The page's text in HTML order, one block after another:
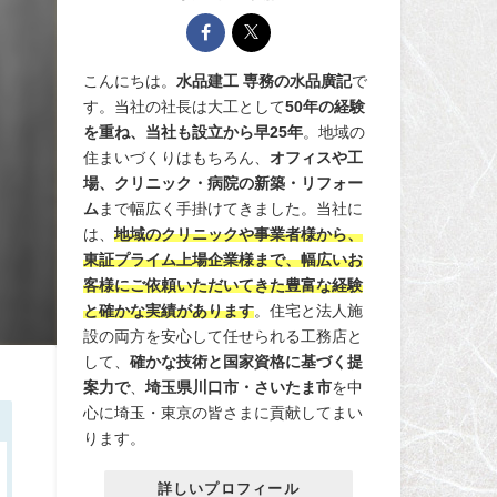
こんにちは。水品建工 専務の水品廣記で
す。当社の社長は大工として50年の経験
を重ね、当社も設立から早25年。地域の
住まいづくりはもちろん、オフィスや工
場、クリニック・病院の新築・リフォー
ム まで幅広く手掛けてきました。当社に
は、地域のクリニックや事業者様から、
東証プライム上場企業様まで、幅広いお
客様にご依頼いただいてきた豊富な経験
と確かな実績があります。住宅と法人施
設の両方を安心して任せられる工務店と
して、確かな技術と国家資格に基づく提
案力で、埼玉県川口市・さいたま市を中
心に埼玉・東京の皆さまに貢献してまい
ります。
詳しいプロフィール